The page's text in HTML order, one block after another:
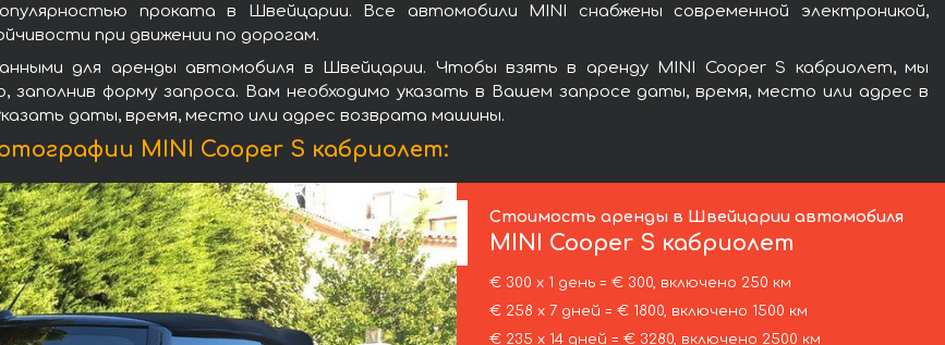
проката в Швейцарии. Все автомобили MINI снабжены современной электроникой,
при движении по дорогам.
для аренды автомобиля в Швейцарии. Чтобы взять в аренду MINI Cooper S кабриолет, мы
форму запроса. Вам необходимо указать в Вашем запросе даты, время, место или адрес в
даты, время, место или адрес возврата машины.
MINI Cooper S кабриолет:
Стоимость аренды в Швейцарии автомобиля
MINI Cooper S кабриолет
€ 300 х 1 день = € 300, включено 250 км
€ 258 х 7 дней = € 1800, включено 1500 км
€ 235 х 14 дней = € 3280, включено 2500 км